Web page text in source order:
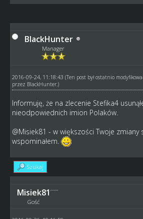
BlackHunter
Manager
2016-09-24, 11:18:43 (Ten post był ostatnio
przez BlackHunter.)
Informuję, że na zlecenie Stefika4
nieodpowiednich imion Polaków.
@Misiek81 - w większości Twoje
wspominałem.
Szukaj
Misiek81
Gość